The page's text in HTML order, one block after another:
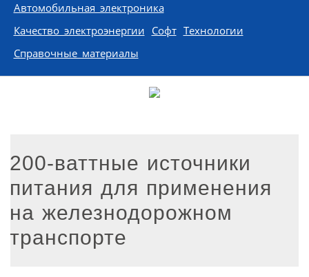
Автомобильная электроника
Качество электроэнергии Софт Технологии
Справочные материалы
200-ваттные источники
питания для применения
на железнодорожном
транспорте